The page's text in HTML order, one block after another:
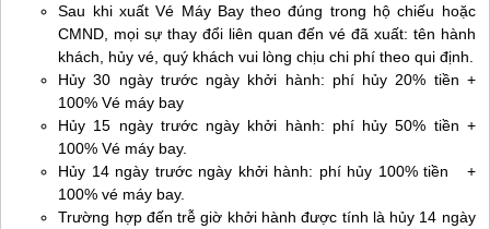
Sau khi xuất Vé Máy Bay theo đúng trong hộ chiếu hoặc
CMND, mọi sự thay đổi liên quan đến vé đã xuất: tên hành
khách, hủy vé, quý khách vui lòng chịu chi phí theo qui định.
Hủy 30 ngày trước ngày khởi hành: phí hủy 20% tiền +
100% Vé máy bay
Hủy 15 ngày trước ngày khởi hành: phí hủy 50% tiền +
100% Vé máy bay.
Hủy 14 ngày trước ngày khởi hành: phí hủy 100% tiền +
100% vé máy bay.
Trường hợp đến trễ giờ khởi hành được tính là hủy 14 ngày